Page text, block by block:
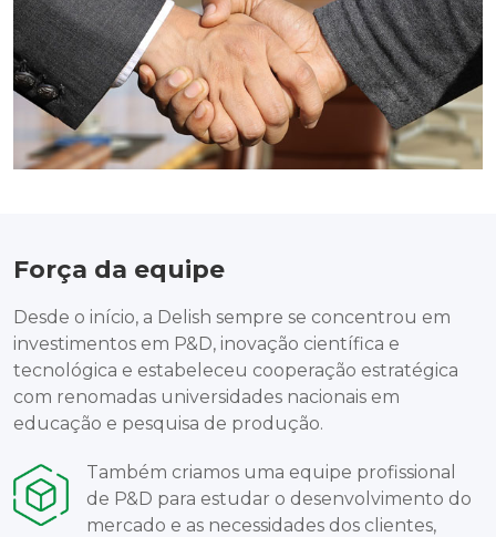
Força da equipe
Desde o início, a Delish sempre se concentrou em
investimentos em P&D, inovação científica e
tecnológica e estabeleceu cooperação estratégica
com renomadas universidades nacionais em
educação e pesquisa de produção.
Também criamos uma equipe profissional
de P&D para estudar o desenvolvimento do
mercado e as necessidades dos clientes,